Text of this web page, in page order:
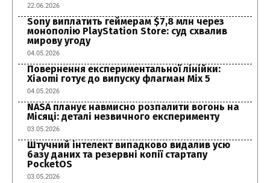
22.06.2026
Sony виплатить геймерам $7,8 млн через
монополію PlayStation Store: суд схвалив
мирову угоду
04.05.2026
Повернення експериментальної лінійки:
Xiaomi готує до випуску флагман Mix 5
04.05.2026
NASA планує навмисно розпалити вогонь на
Місяці: деталі незвичного експерименту
03.05.2026
Штучний інтелект випадково видалив усю
базу даних та резервні копії стартапу
PocketOS
03.05.2026